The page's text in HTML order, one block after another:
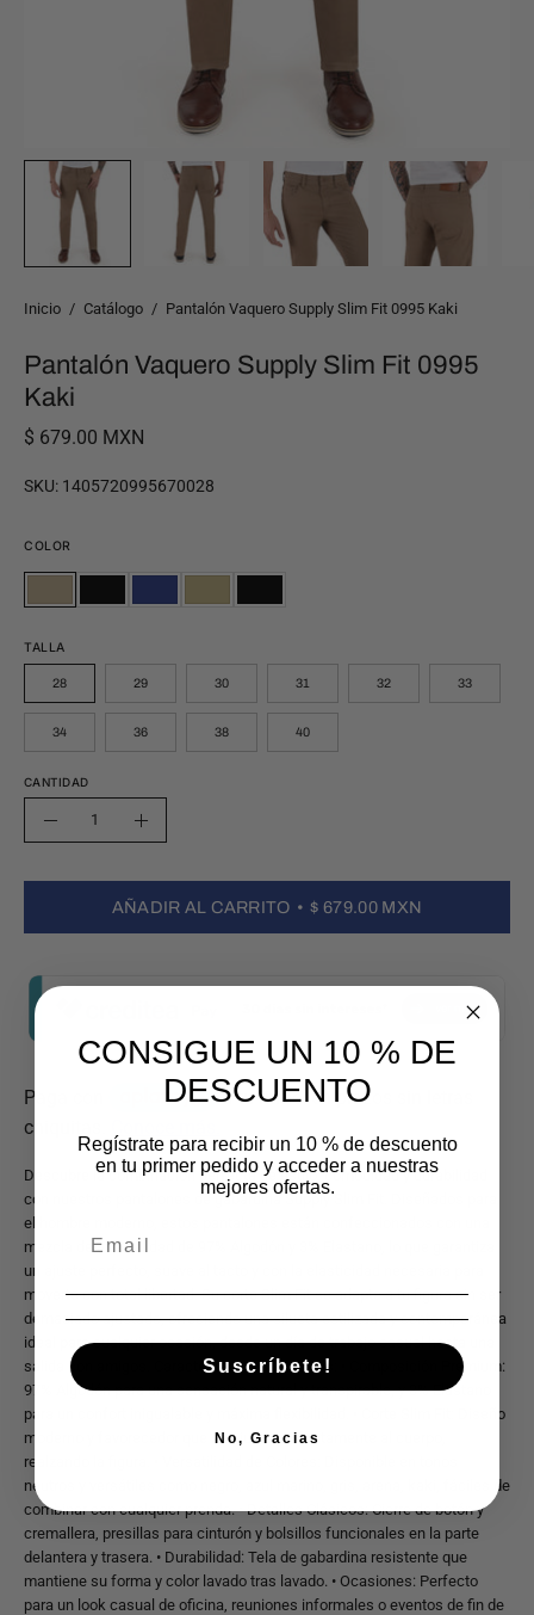
Inicio / Catálogo / Pantalón Vaquero Supply Slim Fit 0995 Kaki
Pantalón Vaquero Supply Slim Fit 0995
Kaki
$ 679.00 MXN
SKU: 1405720995670028
COLOR
KAKI NegroMARINOARENANEGRO
TALLA
28 29 30 31 32 33
34 36 38 40
CANTIDAD
Cantidad
Aumentar
AÑADIR AL CARRITO $ 679.00 MXN
Descubre la combinación perfecta de estilo, comodidad y durabilidad
con nuestros pantalones de gabardina Supply Slim Fit. Diseñados para
el hombre moderno, estos pantalones están confeccionados con una
mezcla de alta calidad de 97% Algodón y 3% Elastano, lo que garantiza
un ajuste perfecto, suave al tacto y con la elasticidad necesaria para
moverte con total libertad. Su corte Slim Fit se adapta a tu figura sin ser
demasiado ajustado, ofreciendo una silueta estilizada y contemporánea
ideal para cualquier ocasión, desde un día de trabajo casual hasta una
salida con amigos. Características principales: • Composición Premium:
97% Algodón para una sensación natural y transpirable, y 3% Elastano
para un confort inigualable y máxima flexibilidad. • Corte Slim Fit: Diseño
moderno y favorecedor que se ajusta perfectamente al cuerpo,
realzando la figura. • Versatilidad de Colores: Disponible en tonos
neutros y versátiles como negro, azul marino, gris, arena, kaki, fáciles de
combinar con cualquier prenda. • Detalles Clásicos: Cierre de botón y
cremallera, presillas para cinturón y bolsillos funcionales en la parte
delantera y trasera. • Durabilidad: Tela de gabardina resistente que
mantiene su forma y color lavado tras lavado. • Ocasiones: Perfecto
para un look casual de oficina, reuniones informales o eventos de fin de
CONSIGUE UN 10 % DE
DESCUENTO
Regístrate para recibir un 10 % de descuento
en tu primer pedido y acceder a nuestras
mejores ofertas.
Suscríbete!
No, Gracias